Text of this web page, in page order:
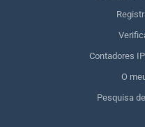
Contadores
O
Pesquisa